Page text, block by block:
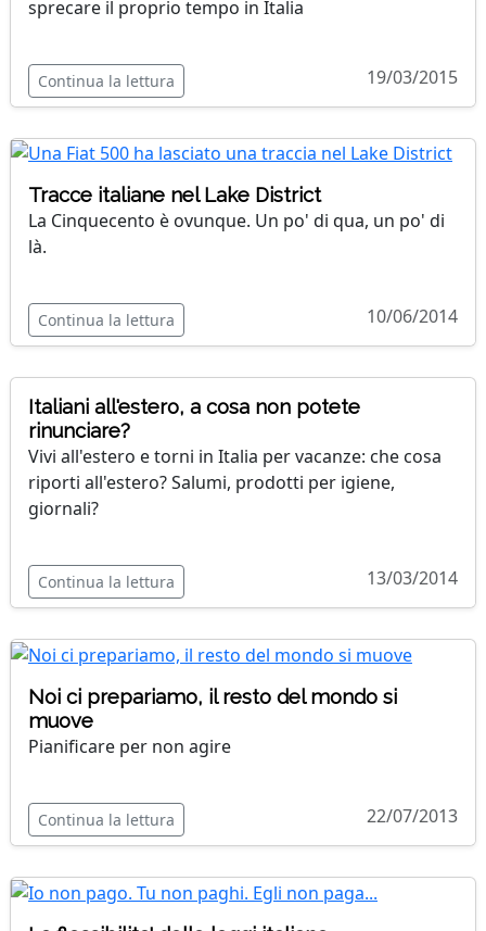
sprecare il proprio tempo in Italia
Continua la lettura 19/03/2015
Tracce italiane nel Lake District
La Cinquecento è ovunque. Un po' di qua, un po' di
là.
Continua la lettura 10/06/2014
Italiani all'estero, a cosa non potete
rinunciare?
Vivi all'estero e torni in Italia per vacanze: che cosa
riporti all'estero? Salumi, prodotti per igiene,
giornali?
Continua la lettura 13/03/2014
Noi ci prepariamo, il resto del mondo si
muove
Pianificare per non agire
Continua la lettura 22/07/2013